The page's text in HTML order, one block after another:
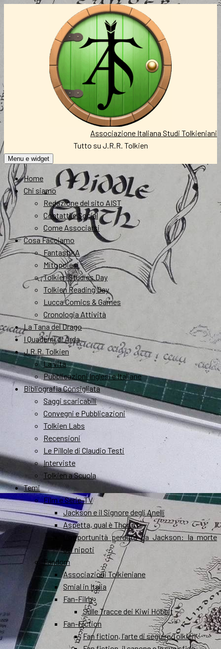
Associazione Italiana Studi Tolkieniani
Tutto su J.R.R. Tolkien
Menu e widget
Home
Chi siamo
Redazione del sito AIST
Contatti e Social
Come Associarsi
Cosa Facciamo
FantastikA
Mitopoiesi
Tolkien Studies Day
Tolkien Reading Day
Lucca Comics & Games
Cronologia Attività
La Tana del Drago
I Quaderni di Arda
J.R.R. Tolkien
La vita
Pubblicazioni Inglesi e Italiane
Bibliografia Consigliata
Saggi scaricabili
Convegni e Pubblicazioni
Tolkien Labs
Recensioni
Le Pillole di Claudio Testi
Interviste
Tolkien a Scuola
Temi
Film e Serie-TV
Jackson e il Signore degli Anelli
Aspetta, qual è Thorin?
L’opportunità perduta da Jackson: la morte
dei nipoti
Fandom
Associazioni Tolkieniane
Smial in Italia
Fan-Film
Sulle Tracce dei Kiwi Hobbit
Fan-Fiction
Fan fiction, l’arte di seguire Tolkien